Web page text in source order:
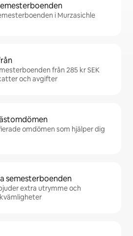
i Murzasichle
från 285 kr SEK
och avgifter
omdömen som hjälper dig
semesterboenden
extra utrymme och